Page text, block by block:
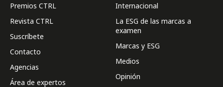
Premios CTRL
Revista CTRL
Suscríbete
Contacto
Agencias
Área de expertos
Internacional
La ESG de las marcas a
examen
Marcas y ESG
Medios
Opinión